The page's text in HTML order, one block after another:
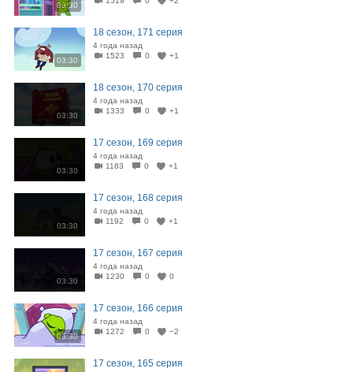
03:30
03:30
18 сезон, 171 серия
4 года назад
1523
0 +1
03:30
18 сезон, 170 серия
4 года назад
1333
0 +1
03:30
17 сезон, 169 серия
4 года назад
1183
0 +1
03:30
17 сезон, 168 серия
4 года назад
1192
0 +1
03:30
17 сезон, 167 серия
4 года назад
1230
0 0
03:30
17 сезон, 166 серия
4 года назад
1272
0 −2
17 сезон, 165 серия